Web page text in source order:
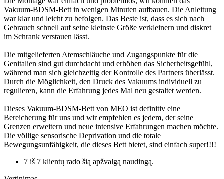
Vakuum-BDSM-Bett in wenigen Minuten aufbauen. Die Anleitung
war klar und leicht zu befolgen. Das Beste ist, dass es sich nach
Gebrauch schnell auf seine kleinste Größe verkleinern und diskret
im Schrank verstauen lässt.
Die mitgelieferten Atemschläuche und Zugangspunkte für die
Genitalien sind gut durchdacht und erhöhen das Sicherheitsgefühl,
während man sich gleichzeitig der Kontrolle des Partners überlässt.
Durch die Möglichkeit, den Druck des Vakuums individuell zu
regulieren, kann die Erfahrung jedes Mal neu gestaltet werden.
Dieses Vakuum-BDSM-Bett von MEO ist definitiv eine
Bereicherung für uns und wir empfehlen es jedem, der seine
Grenzen erweitern und neue intensive Erfahrungen machen möchte.
Die völlige sensorische Deprivation und die totale
Bewegungsunfähigkeit, die dieses Bett bietet, sind einfach super!!!!
7 iš 7 klientų rado šią apžvalgą naudingą.